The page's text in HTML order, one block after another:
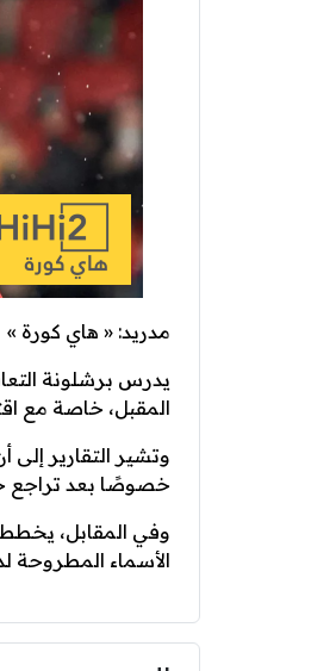
مدريد: « هاي كورة »
يدرس برشلونة
المقبل، خاصة مع
وتشير التقارير إلى
خصوصًا بعد تراجع
وفي المقابل، يخطط
الأسماء المطروحة